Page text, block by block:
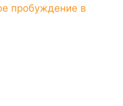
пробуждение в